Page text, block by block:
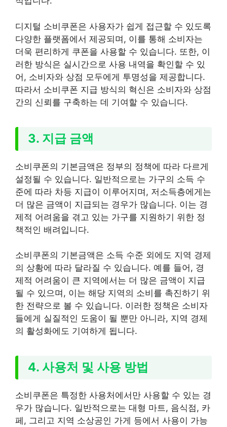
디지털 소비쿠폰은 사용자가 쉽게 접근할 수 있도록
다양한 플랫폼에서 제공되며, 이를 통해 소비자는
더욱 편리하게 쿠폰을 사용할 수 있습니다. 또한, 이
러한 방식은 실시간으로 사용 내역을 확인할 수 있
어, 소비자와 상점 모두에게 투명성을 제공합니다.
따라서 소비쿠폰 지급 방식의 혁신은 소비자와 상점
간의 신뢰를 구축하는 데 기여할 수 있습니다.
3. 지급 금액
소비쿠폰의 기본금액은 정부의 정책에 따라 다르게
설정될 수 있습니다. 일반적으로는 가구의 소득 수
준에 따라 차등 지급이 이루어지며, 저소득층에게는
더 많은 금액이 지급되는 경우가 많습니다. 이는 경
제적 어려움을 겪고 있는 가구를 지원하기 위한 정
책적인 배려입니다.
소비쿠폰의 기본금액은 소득 수준 외에도 지역 경제
의 상황에 따라 달라질 수 있습니다. 예를 들어, 경
제적 어려움이 큰 지역에서는 더 많은 금액이 지급
될 수 있으며, 이는 해당 지역의 소비를 촉진하기 위
한 전략으로 볼 수 있습니다. 이러한 정책은 소비자
들에게 실질적인 도움이 될 뿐만 아니라, 지역 경제
의 활성화에도 기여하게 됩니다.
4. 사용처 및 사용 방법
소비쿠폰은 특정한 사용처에서만 사용할 수 있는 경
우가 많습니다. 일반적으로는 대형 마트, 음식점, 카
페, 그리고 지역 소상공인 가게 등에서 사용이 가능